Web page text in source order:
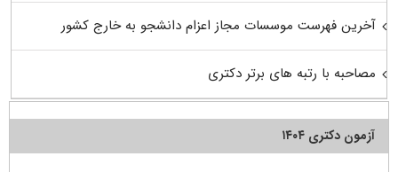
آخرین فهرست موسسات مجاز اعزام دانشجو به خارج کشور
مصاحبه با رتبه های برتر دکتری
آزمون دکتری ۱۴۰۴